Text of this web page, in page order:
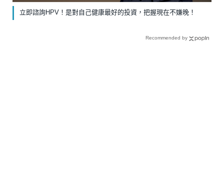
立即諮詢HPV！是對自己健康最好的投資，把握現在不嫌晚！
Recommended by